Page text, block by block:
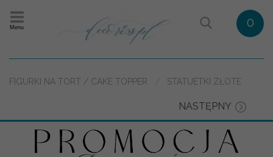
Menu 0
FIGURKI NA TORT / CAKE TOPPER STATUETKI ZŁOTE
NASTĘPNY